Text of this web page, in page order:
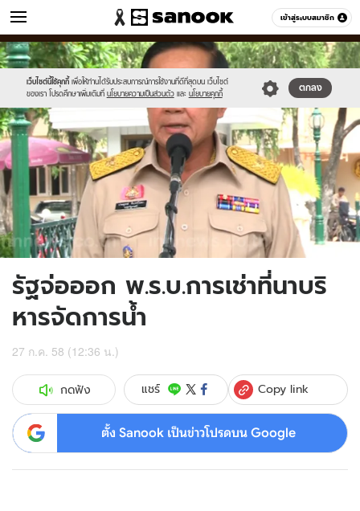
เข้าสู่ระบบสมาชิก
ข่าว หมวดอื่นๆ
เว็บไซต์นี้ใช้คุกกี้ เพื่อให้ท่านได้รับประสบการณ์การใช้งานที่ดีที่สุดบน เว็บไซต์
ของเรา โปรดศึกษาเพิ่มเติมที่ นโยบายความเป็นส่วนตัว และ นโยบายคุกกี้
ตกลง
Sanook
//s.isanook.com/sr/0/images/logo-
new-
sanook.png
600
60
//s.isanook.com/ns/0/ud/367/1837242/634830-
01.jpg
รัฐจ่อออก พ.ร.บ.การเช่าที่นาบริ
หารจัดการน้ำ
27 ก.ค. 58 (12:36 น.)
กดฟัง แชร์ Copy link
ตั้ง Sanook เป็นข่าวโปรดบน Google